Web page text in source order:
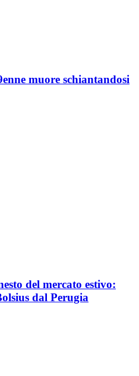
muore schiantandosi
del mercato estivo:
dal Perugia